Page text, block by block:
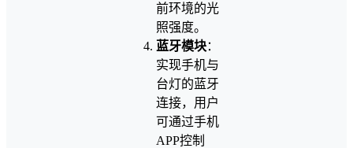
前环境的光
照强度。
蓝牙模块：
实现手机与
台灯的蓝牙
连接，用户
可通过手机
APP控制